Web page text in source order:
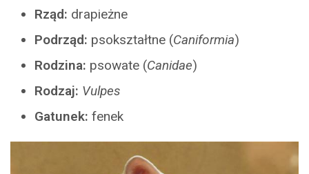
Rząd: drapieżne
Podrząd: psokształtne (Caniformia)
Rodzina: psowate (Canidae)
Rodzaj: Vulpes
Gatunek: fenek